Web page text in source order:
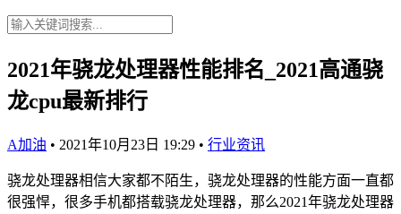
2021年骁龙处理器性能排名_2021高通骁
龙cpu最新排行
A加油 • 2021年10月23日 19:29 • 行业资讯
骁龙处理器相信大家都不陌生，骁龙处理器的性能方面一直都
很强悍，很多手机都搭载骁龙处理器，那么2021年骁龙处理器